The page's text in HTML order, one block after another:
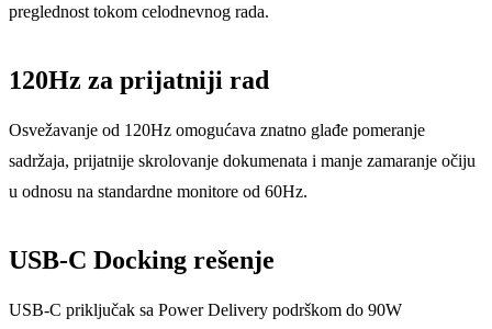
preglednost tokom celodnevnog rada.
120Hz za prijatniji rad
Osvežavanje od 120Hz omogućava znatno glađe pomeranje
sadržaja, prijatnije skrolovanje dokumenata i manje zamaranje očiju
u odnosu na standardne monitore od 60Hz.
USB-C Docking rešenje
USB-C priključak sa Power Delivery podrškom do 90W